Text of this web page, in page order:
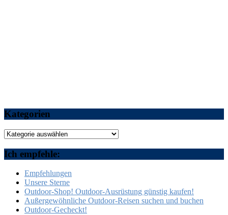
Kategorien
Kategorien
Ich empfehle:
Empfehlungen
Unsere Sterne
Outdoor-Shop! Outdoor-Ausrüstung günstig kaufen!
Außergewöhnliche Outdoor-Reisen suchen und buchen
Outdoor-Gecheckt!